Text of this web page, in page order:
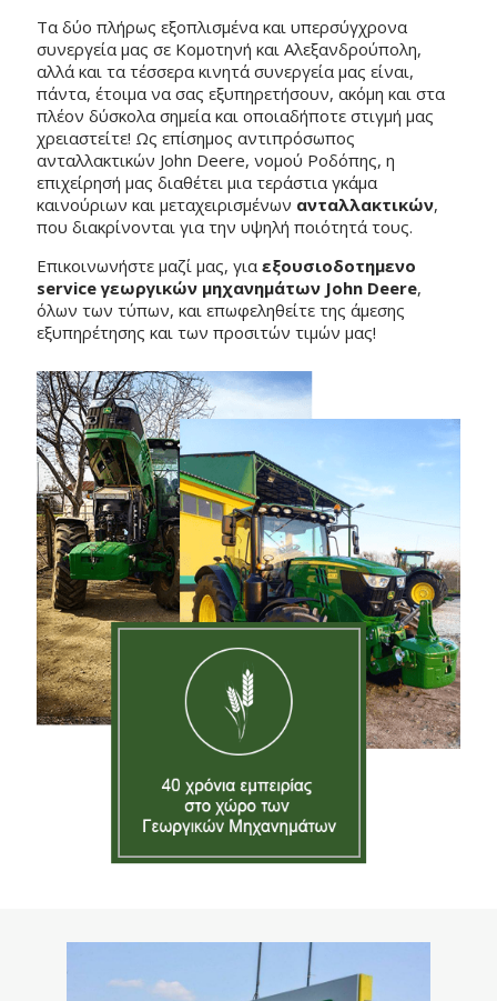
Τα δύο πλήρως εξοπλισμένα και υπερσύγχρονα
συνεργεία μας σε Κομοτηνή και Αλεξανδρούπολη,
αλλά και τα τέσσερα κινητά συνεργεία μας είναι,
πάντα, έτοιμα να σας εξυπηρετήσουν, ακόμη και στα
πλέον δύσκολα σημεία και οποιαδήποτε στιγμή μας
χρειαστείτε! Ως επίσημος αντιπρόσωπος
ανταλλακτικών John Deere, νομού Ροδόπης, η
επιχείρησή μας διαθέτει μια τεράστια γκάμα
καινούριων και μεταχειρισμένων ανταλλακτικών,
που διακρίνονται για την υψηλή ποιότητά τους.
Επικοινωνήστε μαζί μας, για εξουσιοδοτημενο
service γεωργικών μηχανημάτων John Deere,
όλων των τύπων, και επωφεληθείτε της άμεσης
εξυπηρέτησης και των προσιτών τιμών μας!